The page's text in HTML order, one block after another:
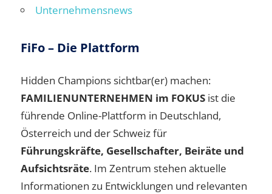
Unternehmensnews
FiFo – Die Plattform
Hidden Champions sichtbar(er) machen:
FAMILIENUNTERNEHMEN im FOKUS ist die
führende Online-Plattform in Deutschland,
Österreich und der Schweiz für
Führungskräfte, Gesellschafter, Beiräte und
Aufsichtsräte. Im Zentrum stehen aktuelle
Informationen zu Entwicklungen und relevanten